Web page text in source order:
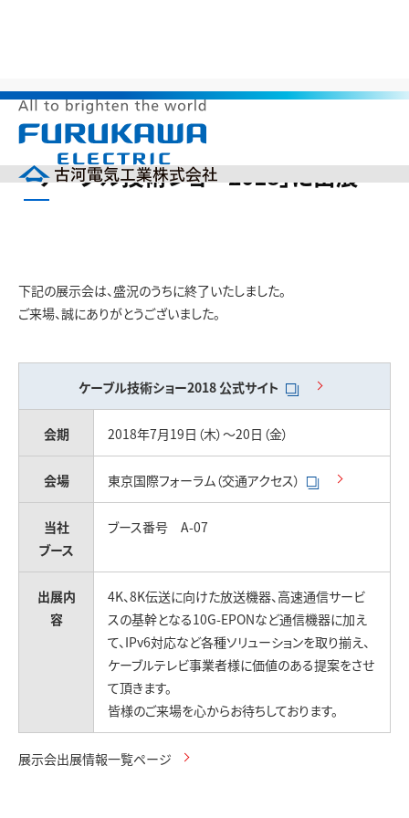
ニ
ュ
投資家の皆様へ（IR）
サステナビリティ
製品カタログ
ニュース
お問い合わせ
HOME > 製品情報 > 展示会出展情報 >
に出展
「ケーブル技術ショー2018」に出展
下記の展示会は、盛況のうちに終了いたしました。
ご来場、誠にありがとうございました。
ケーブル技術ショー2018 公式サイト
会期 2018年7月19日（木）～20日（金）
会場 東京国際フォーラム（交通アクセス）
当社
ブース
ブース番号 A-07
出展内
容
4K、8K伝送に向けた放送機器、高速通信サービ
スの基幹となる10G-EPONなど通信機器に加え
て、IPv6対応など各種ソリューションを取り揃え、
ケーブルテレビ事業者様に価値のある提案をさせ
て頂きます。
皆様のご来場を心からお待ちしております。
展示会出展情報一覧ページ